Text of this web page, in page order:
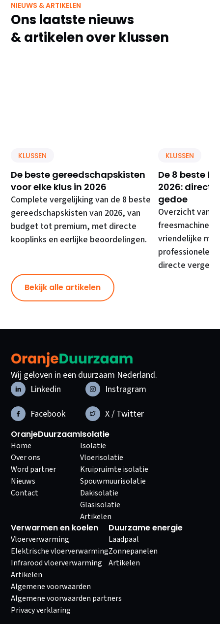
NIEUWS & ARTIKELEN
Ons laatste nieuws
& artikelen over klussen
KLUSSEN
De beste gereedschapskisten
voor elke klus in 2026
Complete vergelijking van de 8 beste
gereedschapskisten van 2026, van
budget tot premium, met directe
kooplinks en eerlijke beoordelingen.
KLUSSEN
De 8 beste
2026: direct
gedoe
Overzicht van
freesmachines,
vriendelijke
professionele
directe
Bekijk alle artikelen
Wij geloven in een duurzaam Nederland.
Linkedin
Instragram
Facebook
X / Twitter
OranjeDuurzaam
Home
Over ons
Word partner
Nieuws
Contact
Isolatie
Isolatie
Vloerisolatie
Kruipruimte isolatie
Spouwmuurisolatie
Dakisolatie
Glasisolatie
Artikelen
Verwarmen en koelen
Vloerverwarming
Elektrische vloerverwarming
Infrarood vloerverwarming
Artikelen
Duurzame energie
Laadpaal
Zonnepanelen
Artikelen
Algemene voorwaarden
Algemene voorwaarden partners
Privacy verklaring